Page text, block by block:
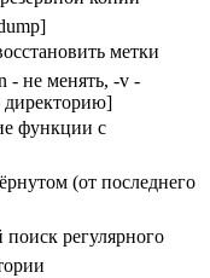
метки
- не менять, -v -
директорию]
функции с
(от последнего
регулярного